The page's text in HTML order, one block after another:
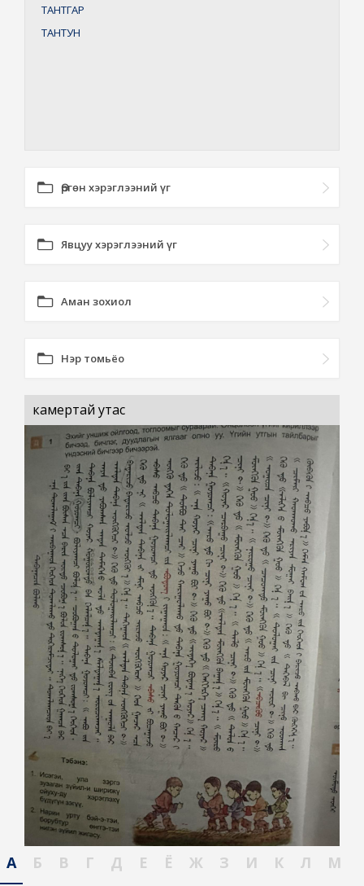
ТАНТГАР
ТАНТУН
Өргөн хэрэглээний үг
Явцуу хэрэглээний үг
Аман зохиол
Нэр томьёо
камертай утас
А Б В Г Д Е Ё Ж З И К Л
М